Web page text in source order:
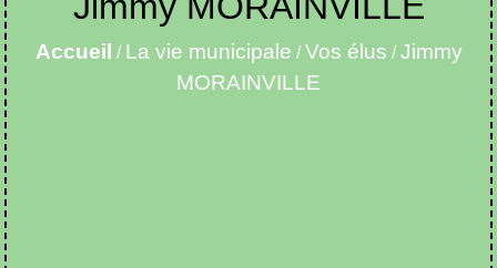
Accueil / La vie municipale /Vos élus /Jimmy
MORAINVILLE